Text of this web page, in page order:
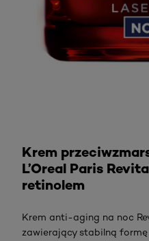
Krem
L’Oreal Paris
retinolem
Krem anti-aging na noc
zawierający stabilną